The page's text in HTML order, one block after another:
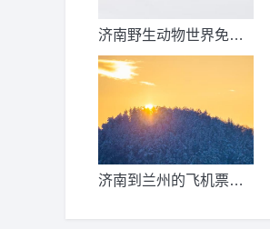
济南野生动物世界免票
时间？济南动物王国票
济南到兰州的飞机票价